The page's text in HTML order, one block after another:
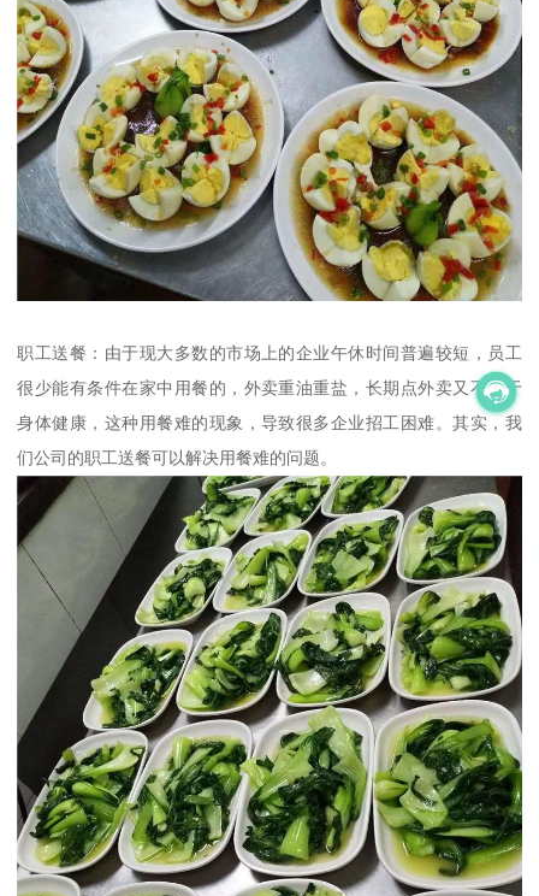
职工送餐：由于现大多数的市场上的企业午休时间普遍较短，员工
很少能有条件在家中用餐的，外卖重油重盐，长期点外卖又不利于
身体健康，这种用餐难的现象，导致很多企业招工困难。其实，我
们公司的职工送餐可以解决用餐难的问题。